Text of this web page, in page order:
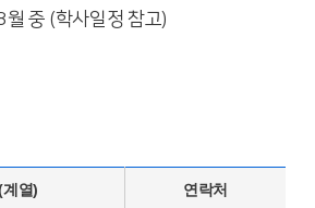
중 (학사일정 참고)
계열) 연락처